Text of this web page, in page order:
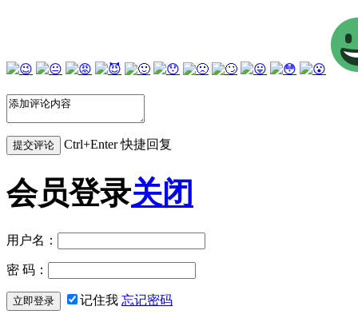
Ctrl+Enter 快捷回复
会员登录关闭
用户名：
密 码：
记住我 忘记密码